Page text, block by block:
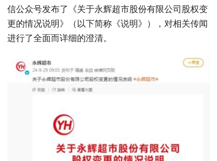
信公众号发布了《关于永辉超市股份有限公司股权变
更的情况说明》（以下简称《说明》），对相关传闻
进行了全面而详细的澄清。